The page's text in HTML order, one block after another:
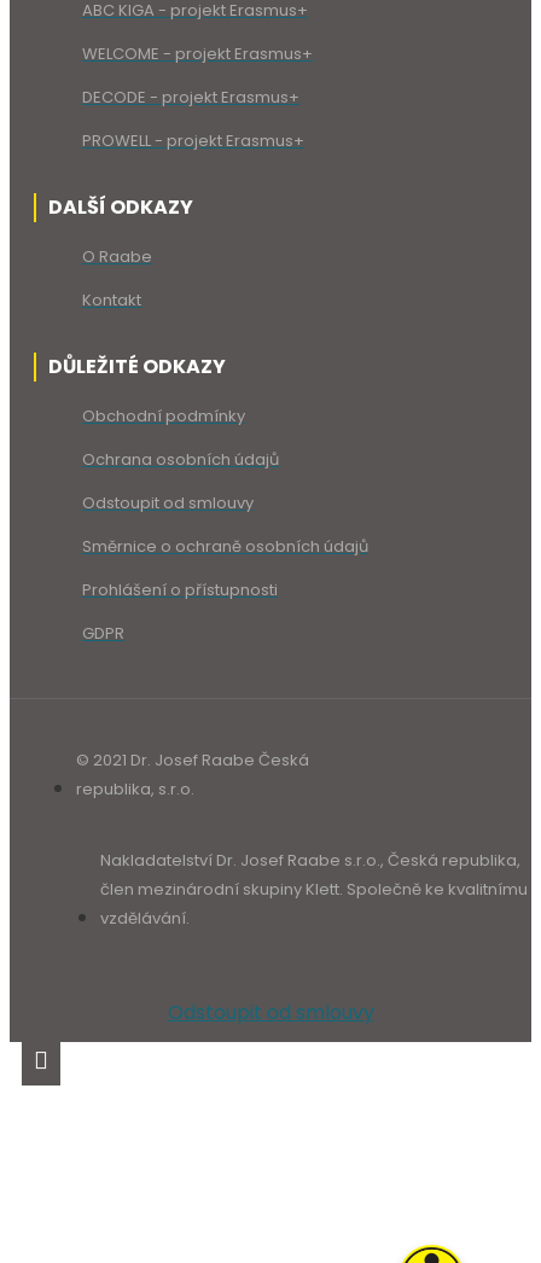
ABC KIGA - projekt Erasmus+
WELCOME - projekt Erasmus+
DECODE - projekt Erasmus+
PROWELL - projekt Erasmus+
DALŠÍ ODKAZY
O Raabe
Kontakt
DŮLEŽITÉ ODKAZY
Obchodní podmínky
Ochrana osobních údajů
Odstoupit od smlouvy
Směrnice o ochraně osobních údajů
Prohlášení o přístupnosti
GDPR
© 2021 Dr. Josef Raabe Česká
republika, s.r.o.
Nakladatelství Dr. Josef Raabe s.r.o., Česká republika,
člen mezinárodní skupiny Klett. Společně ke kvalitnímu
vzdělávání.
Odstoupit od smlouvy